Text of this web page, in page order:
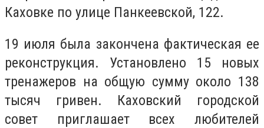
Каховке по улице Панкеевской, 122.
19 июля была закончена фактическая ее
реконструкция. Установлено 15 новых
тренажеров на общую сумму около 138
тысяч гривен. Каховский городской
совет приглашает всех любителей